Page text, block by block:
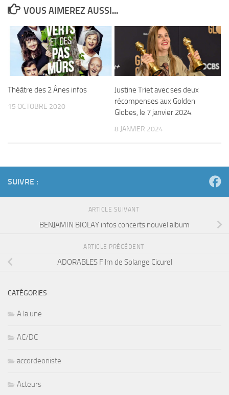
VOUS AIMEREZ AUSSI...
Théâtre des 2 Ânes infos
15 OCTOBRE 2020
Justine Triet avec ses deux
récompenses aux Golden
Globes, le 7 janvier 2024.
8 JANVIER 2024
SUIVRE :
ARTICLE SUIVANT
BENJAMIN BIOLAY infos concerts nouvel album
ARTICLE PRÉCÉDENT
ADORABLES Film de Solange Cicurel
CATÉGORIES
A la une
AC/DC
accordeoniste
Acteurs